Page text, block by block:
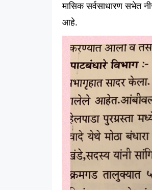
मासिक सर्वसाधारण सभेत
आहे.